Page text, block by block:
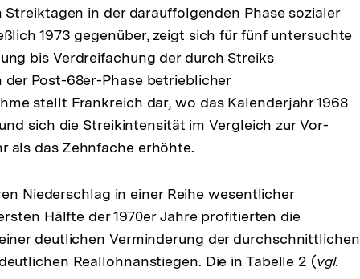
in der darauffolgenden Phase sozialer
1973 gegenüber, zeigt sich für fünf untersuchte
bis Verdreifachung der durch Streiks
Post-68er-Phase betrieblicher
stellt Frankreich dar, wo das Kalenderjahr 1968
sich die Streikintensität im Vergleich zur Vor-
als das Zehnfache erhöhte.
Niederschlag in einer Reihe wesentlicher
Hälfte der 1970er Jahre profitierten die
deutlichen Verminderung der durchschnittlichen
Reallohnanstiegen. Die in Tabelle 2 (vgl.